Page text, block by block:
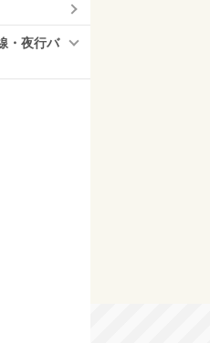
・夜行バ